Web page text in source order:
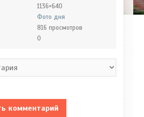
1136×640
Фото дня
816 просмотров
0
комментарий